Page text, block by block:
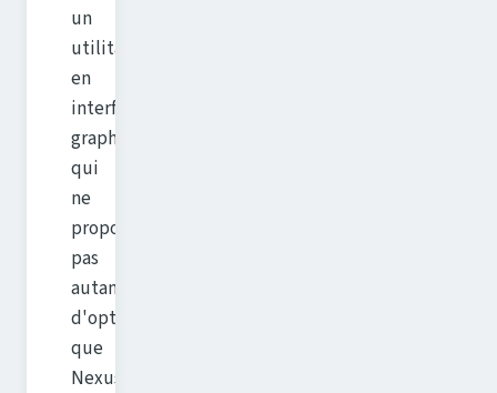
un
utilitaire
en
interface
graphique
qui
ne
propose
pas
autant
d'options
que
Nexus